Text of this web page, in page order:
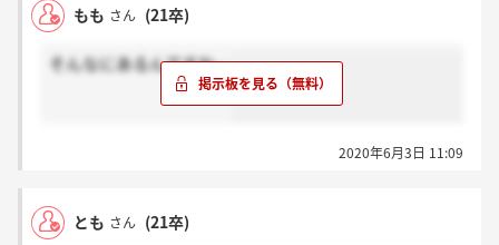
もも さん (21卒)
そんなにあるんですね‥
2020年6月3日 11:09
とも さん (21卒)